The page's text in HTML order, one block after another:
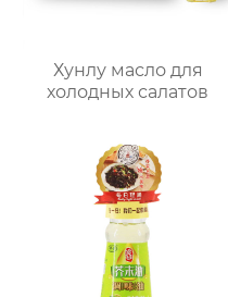
Хунлу масло для
холодных салатов